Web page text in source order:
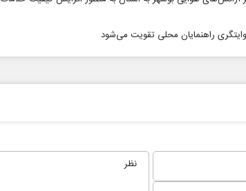
راهنمایان محلی تقویت می‌شود
رضا سپهوند - سخنگوی کمیسیون انرژی مجلس